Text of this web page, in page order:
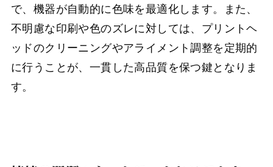
で、機器が自動的に色味を最適化します。また、
不明慮な印刷や色のズレに対しては、プリントヘ
ッドのクリーニングやアライメント調整を定期的
に行うことが、一貫した高品質を保つ鍵となりま
す。